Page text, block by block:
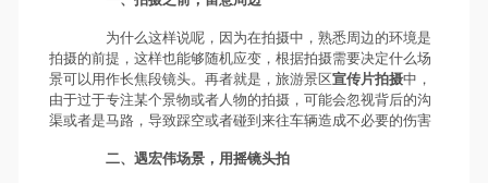
为什么这样说呢，因为在拍摄中，熟悉周边的环境是
拍摄的前提，这样也能够随机应变，根据拍摄需要决定什么场
景可以用作长焦段镜头。再者就是，旅游景区宣传片拍摄中，
由于过于专注某个景物或者人物的拍摄，可能会忽视背后的沟
渠或者是马路，导致踩空或者碰到来往车辆造成不必要的伤害
二、遇宏伟场景，用摇镜头拍